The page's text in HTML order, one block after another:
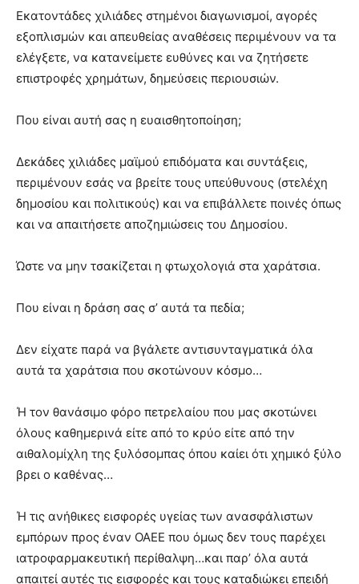
Εκατοντάδες χιλιάδες στημένοι διαγωνισμοί, αγορές
εξοπλισμών και απευθείας αναθέσεις περιμένουν να τα
ελέγξετε, να κατανείμετε ευθύνες και να ζητήσετε
επιστροφές χρημάτων, δημεύσεις περιουσιών.
Που είναι αυτή σας η ευαισθητοποίηση;
Δεκάδες χιλιάδες μαϊμού επιδόματα και συντάξεις,
περιμένουν εσάς να βρείτε τους υπεύθυνους (στελέχη
δημοσίου και πολιτικούς) και να επιβάλλετε ποινές όπως
και να απαιτήσετε αποζημιώσεις του Δημοσίου.
Ώστε να μην τσακίζεται η φτωχολογιά στα χαράτσια.
Που είναι η δράση σας σ’ αυτά τα πεδία;
Δεν είχατε παρά να βγάλετε αντισυνταγματικά όλα
αυτά τα χαράτσια που σκοτώνουν κόσμο…
Ή τον θανάσιμο φόρο πετρελαίου που μας σκοτώνει
όλους καθημερινά είτε από το κρύο είτε από την
αιθαλομίχλη της ξυλόσομπας όπου καίει ότι χημικό ξύλο
βρει ο καθένας…
Ή τις ανήθικες εισφορές υγείας των ανασφάλιστων
εμπόρων προς έναν ΟΑΕΕ που όμως δεν τους παρέχει
ιατροφαρμακευτική περίθαλψη…και παρ’ όλα αυτά
απαιτεί αυτές τις εισφορές και τους καταδιώκει επειδή